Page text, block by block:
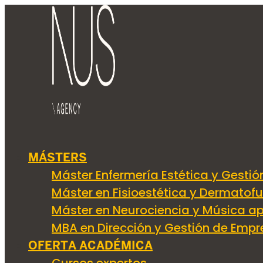
contenido
MÁSTERS
Máster Enfermería Estética y
Máster en Fisioestética y
Máster en Neurociencia y Música
MBA en Dirección y Gestión de
OFERTA ACADÉMICA
Artículos
Lo más destacado